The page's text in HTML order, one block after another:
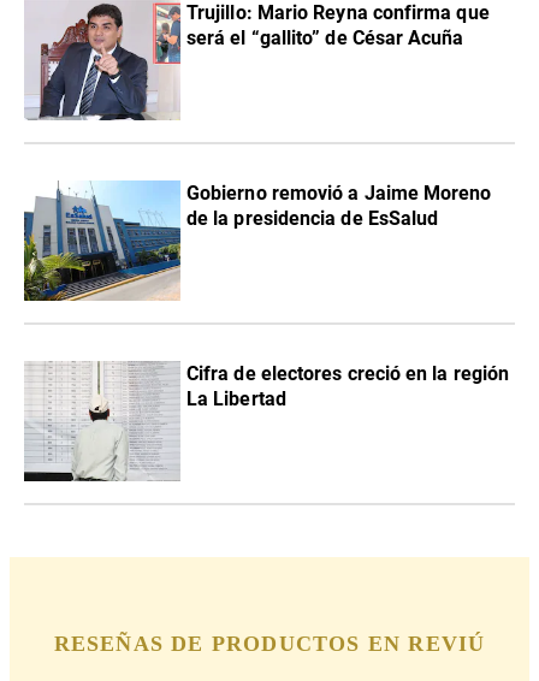
Trujillo: Mario Reyna confirma que
será el “gallito” de César Acuña
Gobierno removió a Jaime Moreno
de la presidencia de EsSalud
Cifra de electores creció en la región
La Libertad